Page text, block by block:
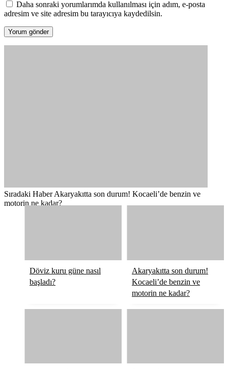
Daha sonraki yorumlarımda kullanılması için adım, e-posta
adresim ve site adresim bu tarayıcıya kaydedilsin.
Sıradaki Haber Akaryakıtta son durum! Kocaeli’de benzin ve
motorin ne kadar?
Döviz kuru güne nasıl
başladı?
Akaryakıtta son durum!
Kocaeli’de benzin ve
motorin ne kadar?